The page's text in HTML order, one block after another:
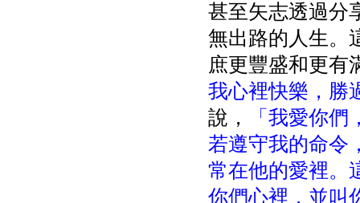
甚至矢志透過分
無出路的人生。
庶更豐盛和更有
我心裡快樂，勝
說，
「我愛你
若遵守我的命令
常在他的愛裡。
你們心裡，並叫